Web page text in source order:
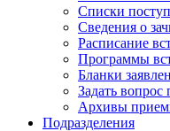
Списки
Сведения о
Расписание
Программы
Бланки
Задать
Архивы
Подразделения